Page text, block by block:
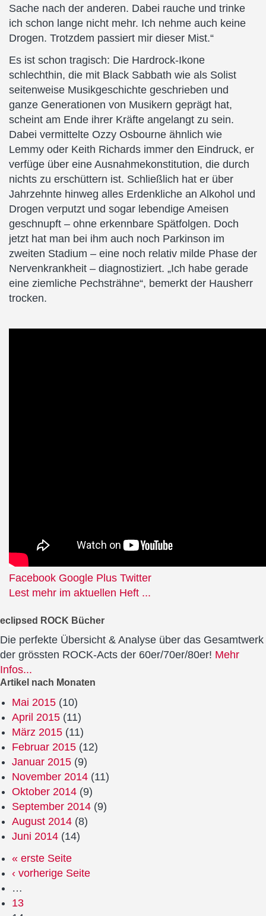
Sache nach der anderen. Dabei rauche und trinke
ich schon lange nicht mehr. Ich nehme auch keine
Drogen. Trotzdem passiert mir dieser Mist.“
Es ist schon tragisch: Die Hardrock-Ikone
schlechthin, die mit Black Sabbath wie als Solist
seitenweise Musikgeschichte geschrieben und
ganze Generationen von Musikern geprägt hat,
scheint am Ende ihrer Kräfte angelangt zu sein.
Dabei vermittelte Ozzy Osbourne ähnlich wie
Lemmy oder Keith Richards immer den Eindruck, er
verfüge über eine Ausnahmekonstitution, die durch
nichts zu erschüttern ist. Schließlich hat er über
Jahrzehnte hinweg alles Erdenkliche an Alkohol und
Drogen verputzt und sogar lebendige Ameisen
geschnupft – ohne erkennbare Spätfolgen. Doch
jetzt hat man bei ihm auch noch Parkinson im
zweiten Stadium – eine noch relativ milde Phase der
Nervenkrankheit – diagnostiziert. „Ich habe gerade
eine ziemliche Pechsträhne“, bemerkt der Hausherr
trocken.
Facebook Google Plus Twitter
Lest mehr im aktuellen Heft ...
eclipsed ROCK Bücher
Die perfekte Übersicht & Analyse über das Gesamtwerk
der grössten ROCK-Acts der 60er/70er/80er! Mehr
Infos...
Artikel nach Monaten
Mai 2015 (10)
April 2015 (11)
März 2015 (11)
Februar 2015 (12)
Januar 2015 (9)
November 2014 (11)
Oktober 2014 (9)
September 2014 (9)
August 2014 (8)
Juni 2014 (14)
« erste Seite
‹ vorherige Seite
…
13